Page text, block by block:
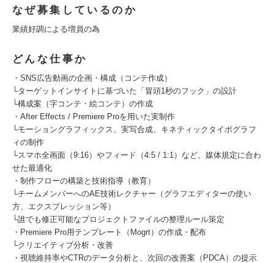
なぜ募集しているのか
業績好調による増員の為
どんな仕事か
・SNS広告動画の企画・構成（コンテ作成）
└ターゲットインサイトに基づいた「冒頭1秒のフック」の設計
└構成案（字コンテ・絵コンテ）の作成
・After Effects / Premiere Proを用いた実制作
└モーショングラフィックス、実写合成、キネティックタイポグラフ
ィの制作
└スマホ全画面（9:16）やフィード（4:5 / 1:1）など、媒体規定に合わ
せた最適化
・制作フローの構築と技術指導（教育）
└チームメンバーへのAE技術レクチャー（グラフエディターの使い
方、エクスプレッション等）
└誰でも修正可能なプロジェクトファイルの整理ルール策定
・Premiere Pro用テンプレート（Mogrt）の作成・配布
└クリエイティブ分析・改善
・視聴維持率やCTRのデータ分析と、次回の改善案（PDCA）の提示